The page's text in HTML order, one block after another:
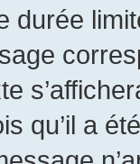
durée
qu’il a